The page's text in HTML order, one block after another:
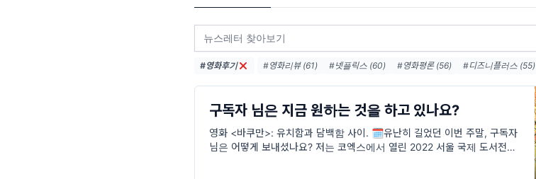
#영화후기 #영화리뷰 (61) #넷플릭스 (60) #영화평론 (56) #디즈니플러스 (55)
구독자 님은 지금 원하는 것을 하고 있나요?
영화 <바쿠만>: 유치함과 담백함 사이. 🗓️유난히 길었던 이번 주말, 구독자
님은 어떻게 보내셨나요? 저는 코엑스에서 열린 2022 서울 국제 도서전을